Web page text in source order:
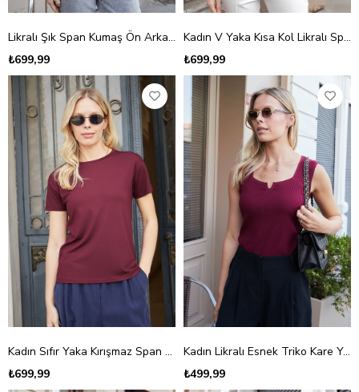
Likralı Şık Span Kumaş Ön Arka V Yaka Düşük Omuzlu Bluz-Bordo
₺699,99
Kadın V Yaka Kısa Kol Likralı Span Kumaş Şık T-shirt Bluz-Bordo
₺699,99
Kadın Sıfır Yaka Kırışmaz Span Karışımlı Şık Kısa Kol Likralı T-shirt Bluz-Bordo
₺699,99
Kadın Likralı Esnek Triko Kare Yaka Kaşkorse Body Bluz-Bordo
₺499,99